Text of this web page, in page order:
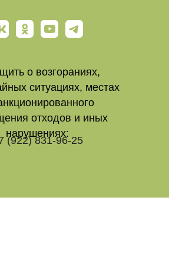
(922) 831-96-25
о возгораниях,
ситуациях, местах
отходов и иных
нарушениях: